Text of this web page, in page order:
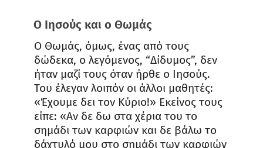
Ο Ιησούς και ο Θωμάς
Ο Θωμάς, όμως, ένας από τους
δώδεκα, ο λεγόμενος, “Δίδυμος”, δεν
ήταν μαζί τους όταν ήρθε ο Ιησούς.
Του έλεγαν λοιπόν οι άλλοι μαθητές:
«Έχουμε δει τον Κύριο!» Εκείνος τους
είπε: «Αν δε δω στα χέρια του το
σημάδι των καρφιών και δε βάλω το
δάχτυλό μου στο σημάδι των καρφιών